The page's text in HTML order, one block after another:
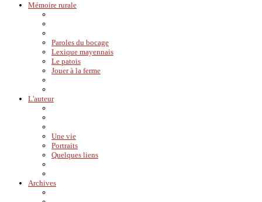
Mémoire rurale
Paroles du bocage
Lexique mayennais
Le patois
Jouer à la ferme
L'auteur
Une vie
Portraits
Quelques liens
Archives